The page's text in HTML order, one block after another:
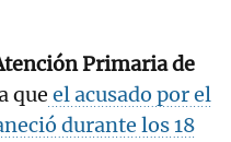
Primaria de
que el acusado por el
durante los 18